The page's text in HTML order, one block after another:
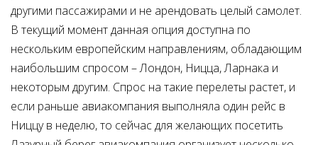
другими пассажирами и не арендовать целый самолет.
В текущий момент данная опция доступна по
нескольким европейским направлениям, обладающим
наибольшим спросом – Лондон, Ницца, Ларнака и
некоторым другим. Спрос на такие перелеты растет, и
если раньше авиакомпания выполняла один рейс в
Ниццу в неделю, то сейчас для желающих посетить